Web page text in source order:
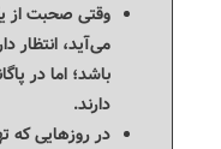
می‌آید، انتظار
باشد؛ اما در
دارند.
در روزهایی که